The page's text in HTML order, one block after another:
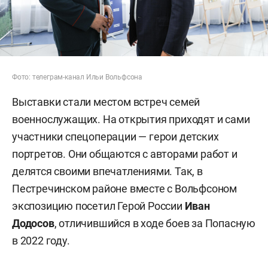
Фото: телеграм-канал Ильи Вольфсона
Выставки стали местом встреч семей
военнослужащих. На открытия приходят и сами
участники спецоперации — герои детских
портретов. Они общаются с авторами работ и
делятся своими впечатлениями. Так, в
Пестречинском районе вместе с Вольфсоном
экспозицию посетил Герой России Иван
Додосов, отличившийся в ходе боев за Попасную
в 2022 году.